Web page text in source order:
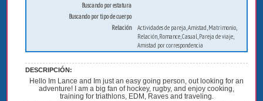
Buscando por estatura
Buscando por tipo de cuerpo
Relación
Actividades de pareja, Amistad, Matrimonio,
Relación, Romance, Casual, Pareja de viaje,
Amistad por correspondencia
DESCRIPCIÓN:
Hello Im Lance and Im just an easy going person, out looking for an
adventure! I am a big fan of hockey, rugby, and enjoy cooking,
training for triathlons, EDM, Raves and traveling.